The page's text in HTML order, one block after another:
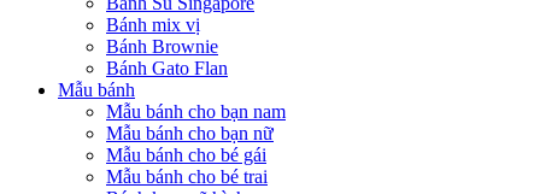
Bánh mix vị
Bánh Brownie
Bánh Gato Flan
Mẫu bánh
Mẫu bánh cho bạn nam
Mẫu bánh cho bạn nữ
Mẫu bánh cho bé gái
Mẫu bánh cho bé trai